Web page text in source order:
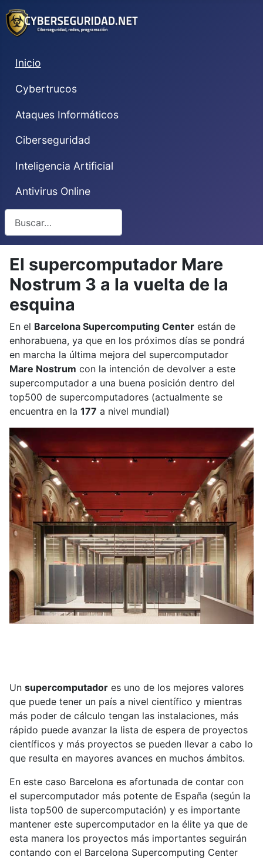
Inicio
Cybertrucos
Ataques Informáticos
Ciberseguridad
Inteligencia Artificial
Antivirus Online
El supercomputador Mare
Nostrum 3 a la vuelta de la
esquina
En el Barcelona Supercomputing Center están de
enhorabuena, ya que en los próximos días se pondrá
en marcha la última mejora del supercomputador
Mare Nostrum con la intención de devolver a este
supercomputador a una buena posición dentro del
top500 de supercomputadores (actualmente se
encuentra en la 177 a nivel mundial)
Un supercomputador es uno de los mejores valores
que puede tener un país a nivel científico y mientras
más poder de cálculo tengan las instalaciones, más
rápido puede avanzar la lista de espera de proyectos
científicos y más proyectos se pueden llevar a cabo lo
que resulta en mayores avances en muchos ámbitos.
En este caso Barcelona es afortunada de contar con
el supercomputador más potente de España (según la
lista top500 de supercomputación) y es importante
mantener este supercomputador en la élite ya que de
esta manera los proyectos más importantes seguirán
contando con el Barcelona Supercomputing Center